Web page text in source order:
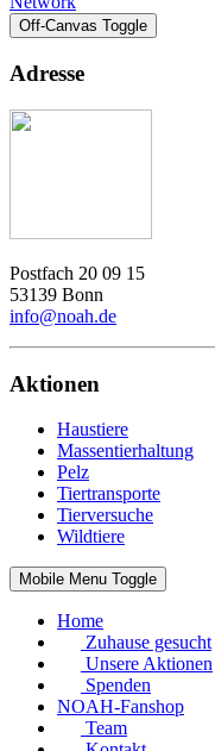
Off-Canvas Toggle
Adresse
Postfach 20 09 15
53139 Bonn
info@noah.de
Aktionen
Haustiere
Massentierhaltung
Pelz
Tiertransporte
Tierversuche
Wildtiere
Mobile Menu Toggle
Home
Zuhause gesucht
Unsere Aktionen
Spenden
NOAH-Fanshop
Team